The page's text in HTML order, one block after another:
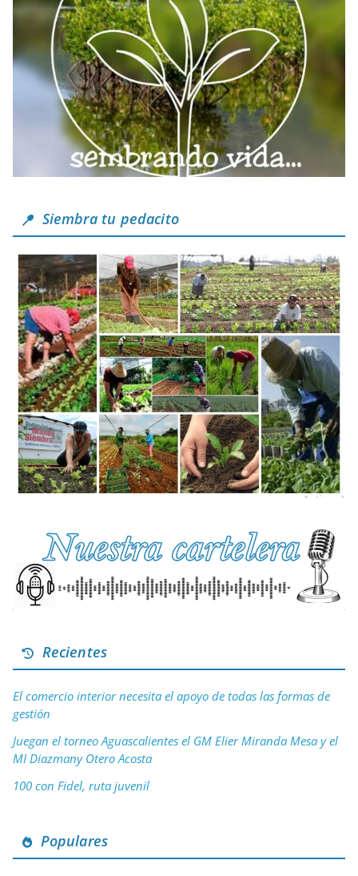
Siembra tu pedacito
Recientes
El comercio interior necesita el apoyo de todas las formas de
gestión
Juegan el torneo Aguascalientes el GM Elier Miranda Mesa y el
MI Diazmany Otero Acosta
100 con Fidel, ruta juvenil
Populares